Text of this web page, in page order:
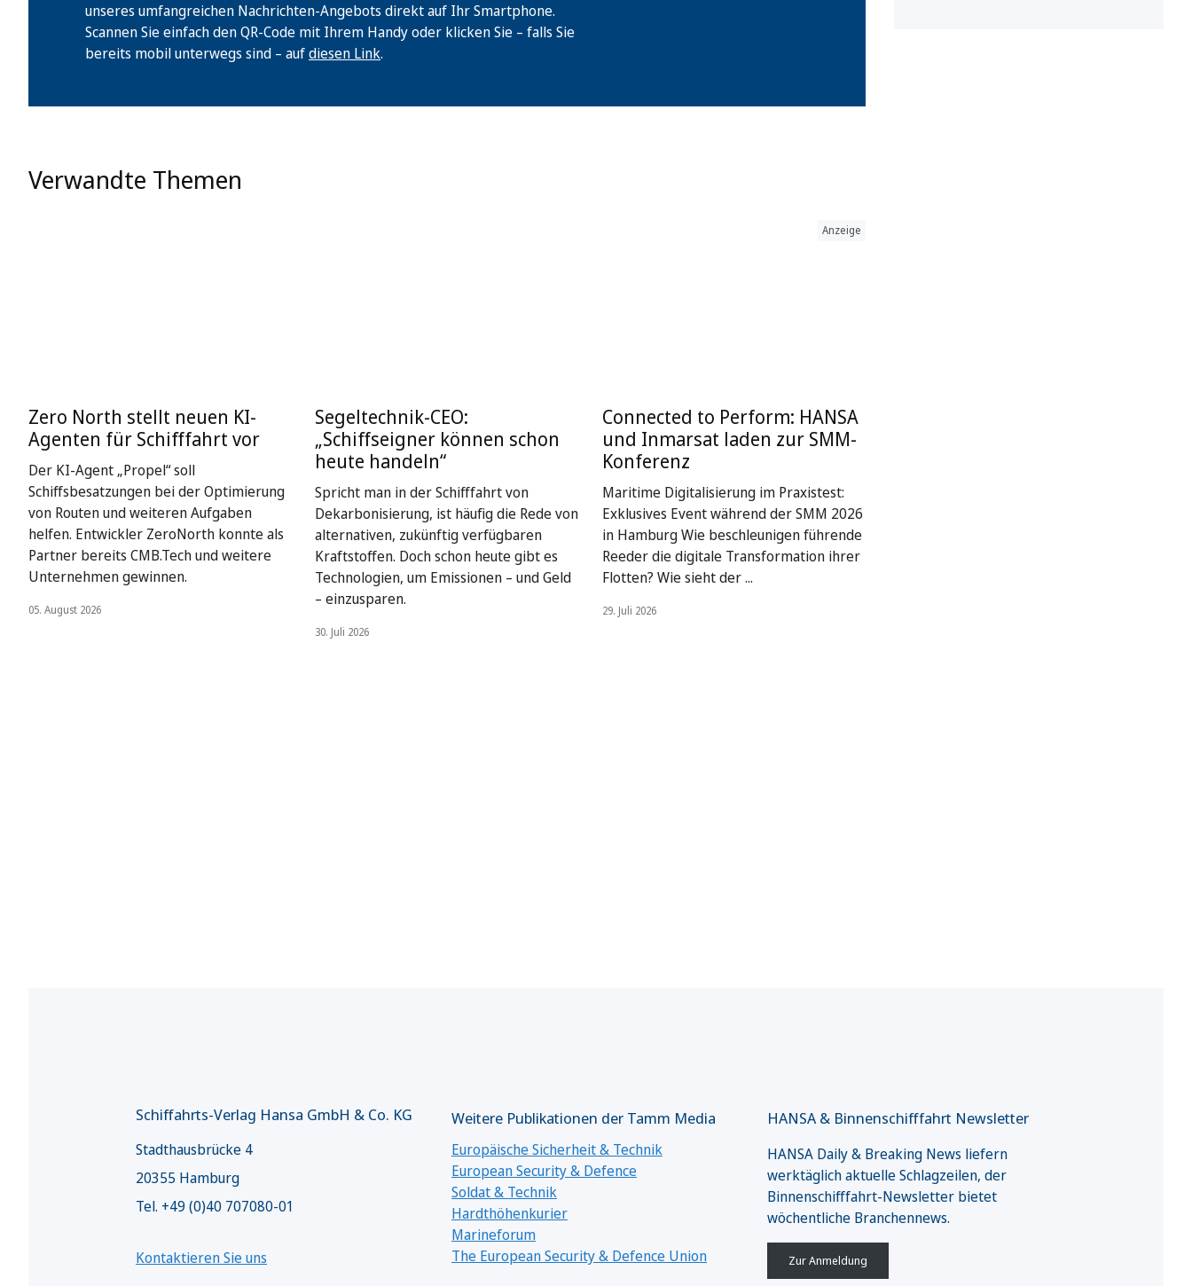
unseres umfangreichen Nachrichten-Angebots direkt auf Ihr Smartphone.
Scannen Sie einfach den QR-Code mit Ihrem Handy oder klicken Sie – falls Sie
bereits mobil unterwegs sind – aufdiesen Link.
Verwandte Themen
Zero North stellt neuen KI-
Agenten für Schifffahrt vor
Der KI-Agent „Propel“ soll
Schiffsbesatzungen bei der Optimierung
von Routen und weiteren Aufgaben
helfen. Entwickler ZeroNorth konnte als
Partner bereits CMB.Tech und weitere
Unternehmen gewinnen.
05. August 2026
Segeltechnik-CEO:
„Schiffseigner können schon
heute handeln“
Spricht man in der Schifffahrt von
Dekarbonisierung, ist häufig die Rede von
alternativen, zukünftig verfügbaren
Kraftstoffen. Doch schon heute gibt es
Technologien, um Emissionen – und Geld
– einzusparen.
30. Juli 2026
Anzeige
Connected to Perform: HANSA
und Inmarsat laden zur SMM-
Konferenz
Maritime Digitalisierung im Praxistest:
Exklusives Event während der SMM 2026
in Hamburg Wie beschleunigen führende
Reeder die digitale Transformation ihrer
Flotten? Wie sieht der ...
29. Juli 2026
Schiffahrts-Verlag Hansa GmbH & Co. KG
Stadthausbrücke 4
20355 Hamburg
Tel. +49 (0)40 707080-01
Kontaktieren Sie uns
Weitere Publikationen der Tamm Media
Europäische Sicherheit & Technik
European Security & Defence
Soldat & Technik
Hardthöhenkurier
Marineforum
The European Security & Defence Union
HANSA & Binnenschifffahrt Newsletter
HANSA Daily & Breaking News liefern
werktäglich aktuelle Schlagzeilen, der
Binnenschifffahrt-Newsletter bietet
wöchentliche Branchennews.
Zur Anmeldung